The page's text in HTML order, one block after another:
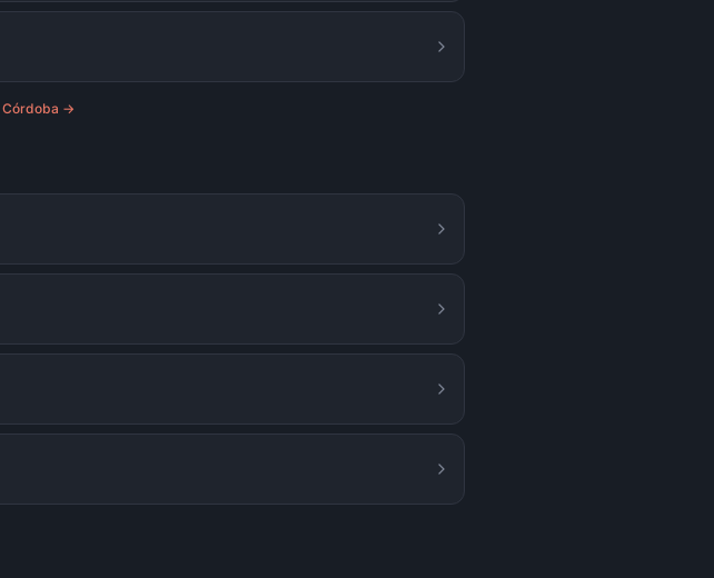
Córdoba →